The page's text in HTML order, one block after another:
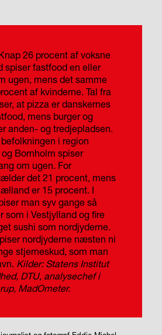
26 procent af voksne
spiser fastfood en eller
ugen, mens det samme
af kvinderne. Tal fra
at pizza er danskernes
mens burger og
anden- og tredjepladsen.
i region
Bornholm spiser
om ugen. For
det 21 procent, mens
er 15 procent. I
man syv gange så
som i Vestjylland og fire
sushi som nordjyderne.
nordjyderne næsten ni
stjerneskud, som man
Kilder: Statens Institut
DTU, analysechef i
MadOmeter.